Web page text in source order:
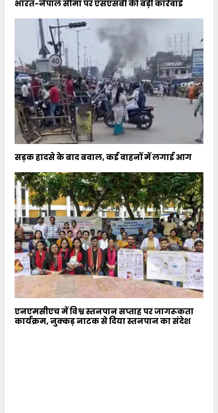
भारत-नेपाल सीमा पर एसएसबी की बड़ी कार्रवाई
सड़क हादसे के बाद बवाल, कई वाहनों में लगाई आग
एनएमसीएच में विश्व स्तनपान सप्ताह पर जागरूकता
कार्यक्रम, नुक्कड़ नाटक से दिया स्तनपान का संदेश